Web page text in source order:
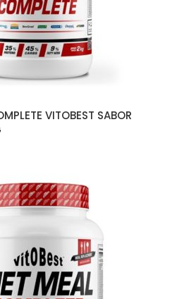
VITOBEST SABOR
AÑADIR AL CARRITO